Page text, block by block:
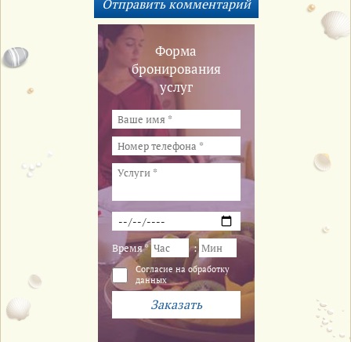
Форма
бронирования
услуг
Время * :
Cогласие на обработку
данных